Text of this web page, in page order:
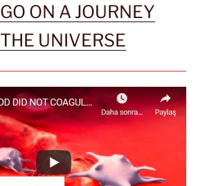
ON A JOURNEY
UNIVERSE